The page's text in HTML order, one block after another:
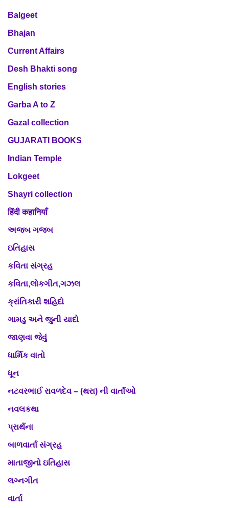
Balgeet
Bhajan
Current Affairs
Desh Bhakti song
English stories
Garba A to Z
Gazal collection
GUJARATI BOOKS
Indian Temple
Lokgeet
Shayri collection
हिंदी कहानियाँ
અજબ ગજબ
ઇતિહાસ
કવિતા સંગ્રહ
કવિતા,લોકગીત,ગઝલ
ક્રાંતિકારી શહિદો
ગામડુ અને જુની યાદો
જાણવા જેવું
ધાર્મિક વાતો
ધૂન
નટવરભાઈ રાવળદેવ – (થરા) ની વાર્તાઓ
નવલકથા
પ્રાર્થના
બાળવાર્તા સંગ્રહ
માતાજીનો ઇતિહાસ
લગ્નગીત
વાર્તા